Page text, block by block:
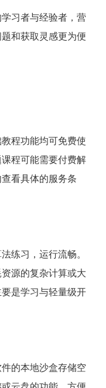
习者与经验者，营
和获取灵感更为便
程功能均可免费使
程可能需要付费解
看具体的服务条
练习，运行流畅。
源的复杂计算或大
是学习与轻量级开
的本地沙盒存储空